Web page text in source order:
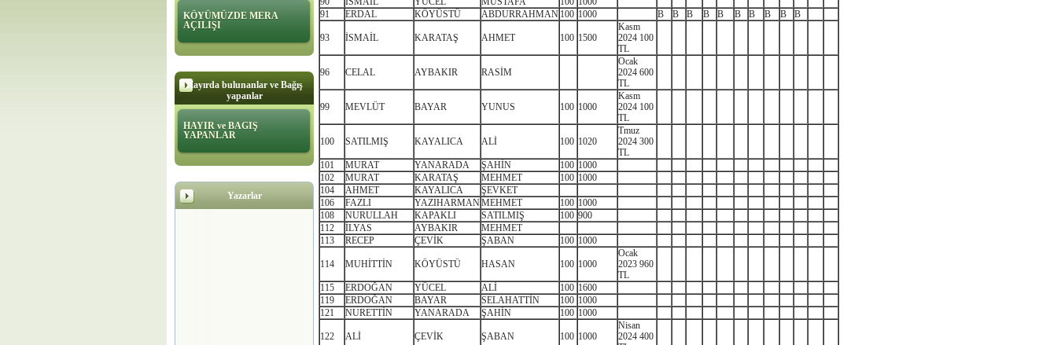
KÖYÜMÜZDE MERA
AÇILIŞI
Hayırda bulunanlar ve Bağış
yapanlar
HAYIR ve BAGIŞ
YAPANLAR
Yazarlar
91
ERDAL KÖYÜSTÜ ABDURRAHMAN 100 1000 B B B B B B B B B B
93 İSMAİL KARATAŞ AHMET 100 1500
Kasm
2024 100
TL
96 CELAL AYBAKIR RASİM
Ocak
2024 600
TL
99 MEVLÜT BAYAR YUNUS 100 1000
Kasm
2024 100
TL
100 SATILMIŞ KAYALICA ALİ 100 1020
Tmuz
2024 300
TL
101
MURAT YANARADA ŞAHİN 100 1000
102
MURAT KARATAŞ MEHMET 100 1000
104
AHMET KAYALICA
ŞEVKET
106
FAZLI YAZIHARMANMEHMET 100 1000
108
NURULLAH KAPAKLI SATILMIŞ 100 900
112
İLYAS AYBAKIR
MEHMET
113
RECEP ÇEVİK ŞABAN 100 1000
114 MUHİTTİN KÖYÜSTÜ HASAN 100 1000
Ocak
2023 960
TL
115
ERDOĞAN YÜCEL ALİ 100 1600
119
ERDOĞAN BAYAR SELAHATTİN 100 1000
121
NURETTİN YANARADA ŞAHİN 100 1000
122 ALİ ÇEVİK ŞABAN 100 1000
Nisan
2024 400